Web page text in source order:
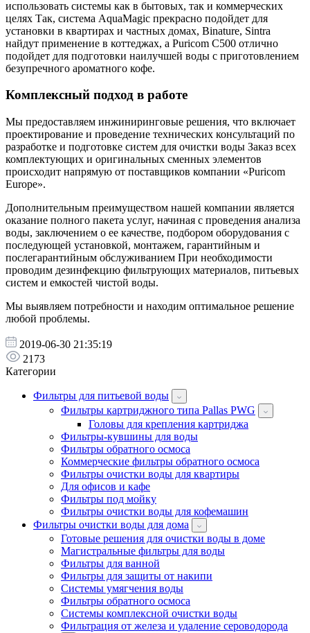
использовать системы как в бытовых, так и коммерческих
целях Так, система AquaMagic прекрасно подойдет для
установки в квартирах и частных домах, Binature, Sintra
найдут применение в коттеджах, а Puricom C500 отлично
подойдет для подготовки наилучшей воды с приготовлением
безупречного ароматного кофе.
Комплексный подход в работе
Мы предоставляем инжиниринговые решения, что включает
проектирование и проведение технических консультаций по
разработке и подготовке систем для очистки воды Заказ всех
комплектующих и оригинальных сменных элементов
происходит напрямую от поставщиков компании «Puricom
Europe».
Дополнительным преимуществом нашей компании является
оказание полного пакета услуг, начиная с проведения анализа
воды, заключением о ее качестве, подбором оборудования с
последующей установкой, монтажем, гарантийным и
послегарантийным обслуживанием При необходимости
проводим дезинфекцию фильтрующих материалов, питьевых
систем и емкостей чистой воды.
Мы выявляем потребности и находим оптимальное решение
любой проблемы.
2019-06-30 21:35:19
2173
Категории
Фильтры для питьевой воды
Фильтры картриджного типа Pallas PWG
Головы для крепления картриджа
Фильтры-кувшины для воды
Фильтры обратного осмоса
Коммерческие фильтры обратного осмоса
Фильтры очистки воды для квартиры
Для офисов и кафе
Фильтры под мойку
Фильтры очистки воды для кофемашин
Фильтры очистки воды для дома
Готовые решения для очистки воды в доме
Магистральные фильтры для воды
Фильтры для ванной
Фильтры для защиты от накипи
Системы умягчения воды
Фильтры обратного осмоса
Системы комплексной очистки воды
Фильтрация от железа и удаление сероводорода